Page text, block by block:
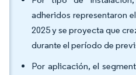
adheridos representaron
2025 y se proyecta que
durante el período de
Por aplicación, el